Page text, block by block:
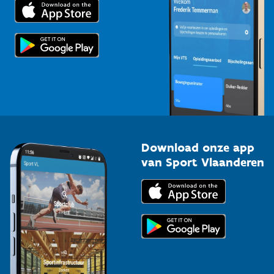
Topsporters
Voor de pers
Download onze app
van Sport Vlaanderen